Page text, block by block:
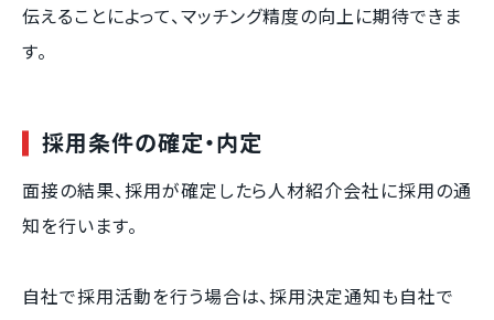
伝えることによって、マッチング精度の向上に期待できま
す。
採用条件の確定・内定
面接の結果、採用が確定したら人材紹介会社に採用の通
知を行います。
自社で採用活動を行う場合は、採用決定通知も自社で